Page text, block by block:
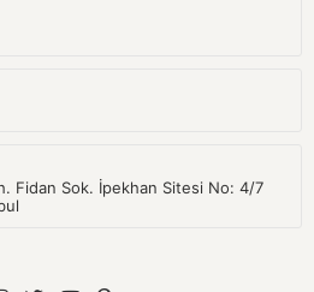
Fidan Sok. İpekhan Sitesi No: 4/7